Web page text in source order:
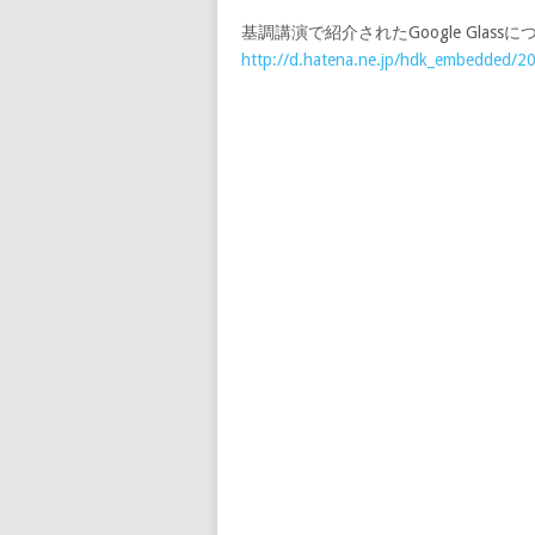
基調講演で紹介されたGoogle Glassに
http://d.hatena.ne.jp/hdk_embedded/